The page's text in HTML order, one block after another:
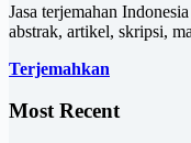
Jasa terjemahan
abstrak, artikel, skripsi,
Terjemahkan
Most Recent